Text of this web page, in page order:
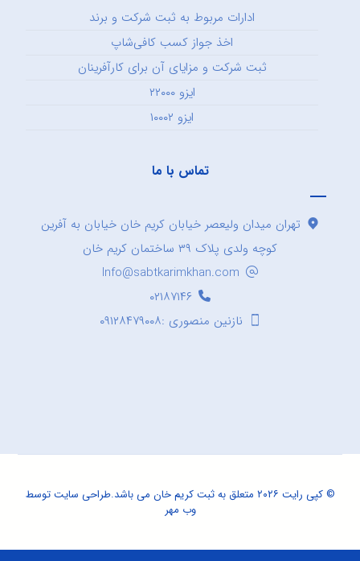
ادارات مربوط به ثبت شرکت و برند
اخذ جواز کسب کافی‌شاپ
ثبت شرکت و مزایای آن برای کارآفرینان
ایزو ۲۲۰۰۰
ایزو ۱۰۰۰۲
تماس با ما
تهران میدان ولیعصر خیابان کریم خان خیابان به آفرین
کوچه ولدی پلاک ۳۹ ساختمان کریم خان
Info@sabtkarimkhan.com
۰۲۱۸۷۱۴۶
نازنین منصوری :۰۹۱۲۸۴۷۹۰۰۸
© کپی رایت ۲۰۲۶ متعلق به ثبت کریم خان می باشد. طراحی سایتتوسط
وب مهر